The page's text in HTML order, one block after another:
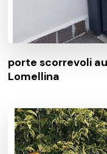
porte scorrevoli
Lomellina